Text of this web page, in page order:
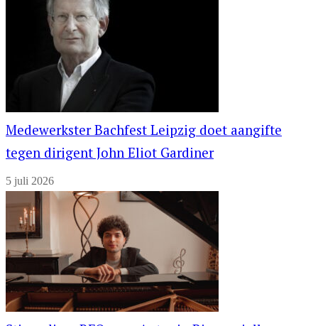
Medewerkster Bachfest Leipzig doet aangifte
tegen dirigent John Eliot Gardiner
5 juli 2026